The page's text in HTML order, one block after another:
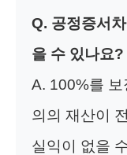
Q. 공정증서
을 수 있나요?
A. 100%를 보
의의 재산이
실익이 없을